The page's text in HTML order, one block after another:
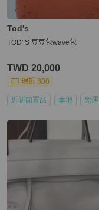
Tod's
TOD' S 豆豆包wave包
TWD 20,000
現折 800
近新閒置品 本地 免運